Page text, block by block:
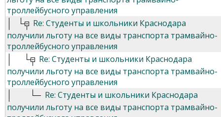
троллейбусного управления
Re: Студенты и школьники Краснодара
получили льготу на все виды транспорта трамвайно-
троллейбусного управления
Re: Студенты и школьники Краснодара
получили льготу на все виды транспорта трамвайно-
троллейбусного управления
Re: Студенты и школьники Краснодара
получили льготу на все виды транспорта трамвайно-